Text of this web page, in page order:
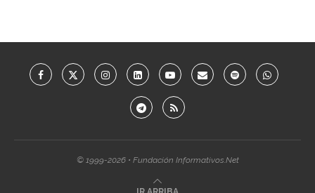
© 1999-2026 • Fundación Informativos.Net